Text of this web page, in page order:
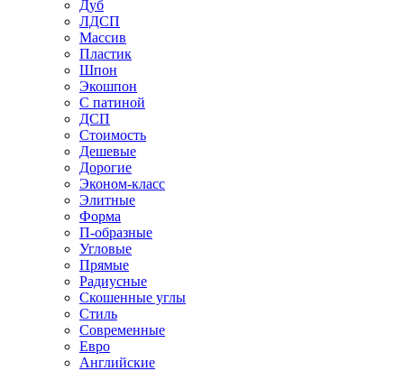
Дуб
ЛДСП
Массив
Пластик
Шпон
Экошпон
С патиной
ДСП
Стоимость
Дешевые
Дорогие
Эконом-класс
Элитные
Форма
П-образные
Угловые
Прямые
Радиусные
Скошенные углы
Стиль
Современные
Евро
Английские